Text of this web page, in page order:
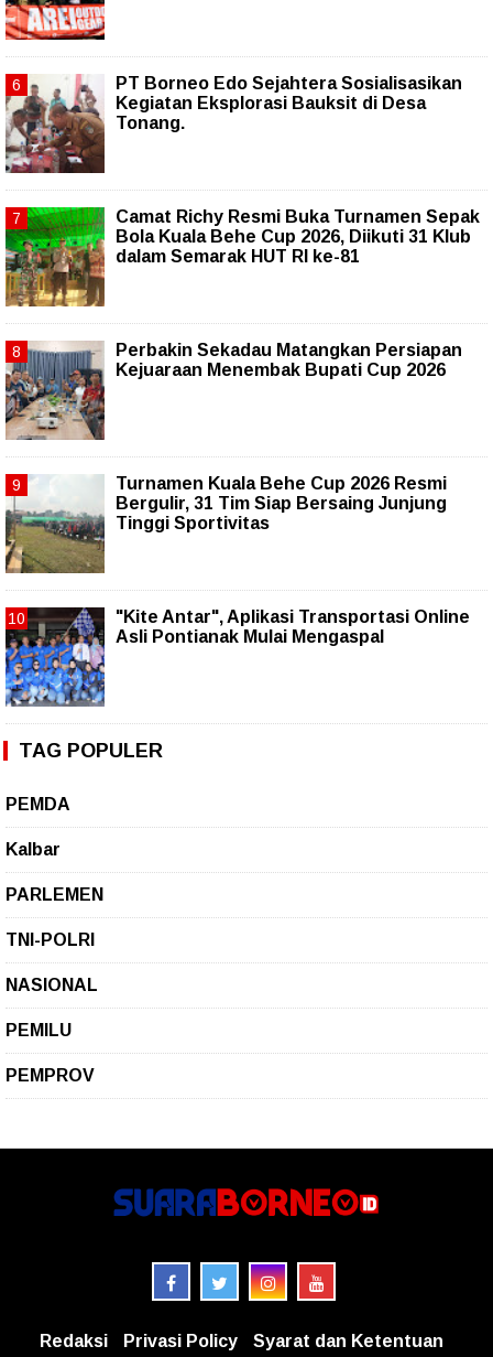
PT Borneo Edo Sejahtera Sosialisasikan
Kegiatan Eksplorasi Bauksit di Desa
Tonang.
Camat Richy Resmi Buka Turnamen Sepak
Bola Kuala Behe Cup 2026, Diikuti 31 Klub
dalam Semarak HUT RI ke-81
Perbakin Sekadau Matangkan Persiapan
Kejuaraan Menembak Bupati Cup 2026
Turnamen Kuala Behe Cup 2026 Resmi
Bergulir, 31 Tim Siap Bersaing Junjung
Tinggi Sportivitas
"Kite Antar", Aplikasi Transportasi Online
Asli Pontianak Mulai Mengaspal
TAG POPULER
PEMDA
Kalbar
PARLEMEN
TNI-POLRI
NASIONAL
PEMILU
PEMPROV
Redaksi Privasi Policy Syarat dan Ketentuan